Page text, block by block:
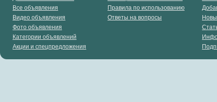
Все объявления
Видео объявления
Фото объявления
Категории объявлений
Акции и спецпредложения
Правила по использованию
Ответы на вопросы